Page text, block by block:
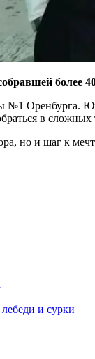
более
Оренбурга.
в
но и шаг к
и сурки